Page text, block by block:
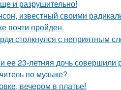
и разрушительно!
известный своими
почти пройден.
столкнулся с неприятным
ее 23-летняя дочь совершили
по музыке?
вечером в платье!